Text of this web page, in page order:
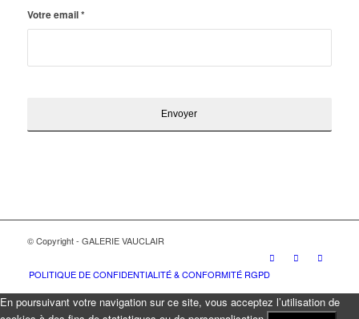
Votre email*
© Copyright - GALERIE VAUCLAIR
POLITIQUE DE CONFIDENTIALITÉ & CONFORMITÉ RGPD
En poursuivant votre navigation sur ce site, vous acceptez l’utilisation de